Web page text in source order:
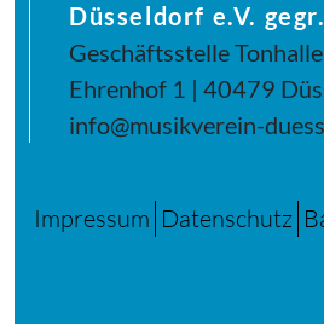
Düsseldorf e.V.
Geschäftsstelle
Ehrenhof 1 | 40479
info@musikverein-
Impressum Datenschutz